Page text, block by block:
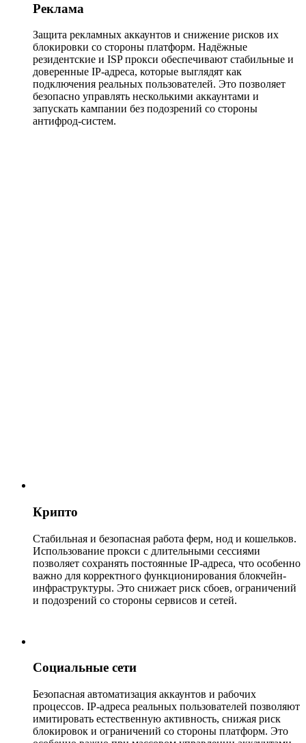
Реклама
Защита рекламных аккаунтов и снижение рисков их
блокировки со стороны платформ. Надёжные
резидентские и ISP прокси обеспечивают стабильные и
доверенные IP-адреса, которые выглядят как
подключения реальных пользователей. Это позволяет
безопасно управлять несколькими аккаунтами и
запускать кампании без подозрений со стороны
антифрод-систем.
Крипто
Стабильная и безопасная работа ферм, нод и кошельков.
Использование прокси с длительными сессиями
позволяет сохранять постоянные IP-адреса, что особенно
важно для корректного функционирования блокчейн-
инфраструктуры. Это снижает риск сбоев, ограничений
и подозрений со стороны сервисов и сетей.
Социальные сети
Безопасная автоматизация аккаунтов и рабочих
процессов. IP-адреса реальных пользователей позволяют
имитировать естественную активность, снижая риск
блокировок и ограничений со стороны платформ. Это